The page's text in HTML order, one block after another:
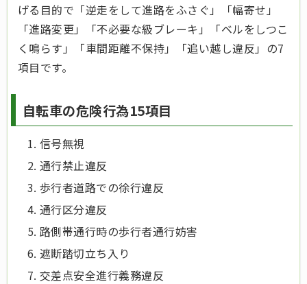
げる目的で「逆走をして進路をふさぐ」「幅寄せ」
「進路変更」「不必要な級ブレーキ」「ベルをしつこ
く鳴らす」「車間距離不保持」「追い越し違反」の7
項目です。
自転車の危険行為15項目
信号無視
通行禁止違反
歩行者道路での徐行違反
通行区分違反
路側帯通行時の歩行者通行妨害
遮断踏切立ち入り
交差点安全進行義務違反